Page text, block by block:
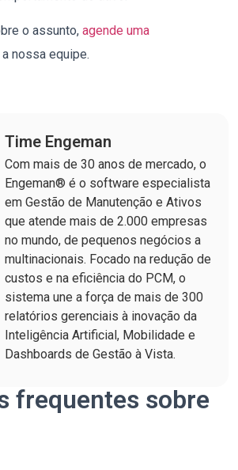
o assunto, agende uma
nossa equipe.
Time Engeman
Com mais de 30 anos de mercado, o
Engeman® é o software especialista
em Gestão de Manutenção e Ativos
que atende mais de 2.000 empresas
no mundo, de pequenos negócios a
multinacionais. Focado na redução de
custos e na eficiência do PCM, o
sistema une a força de mais de 300
relatórios gerenciais à inovação da
Inteligência Artificial, Mobilidade e
Dashboards de Gestão à Vista.
frequentes sobre